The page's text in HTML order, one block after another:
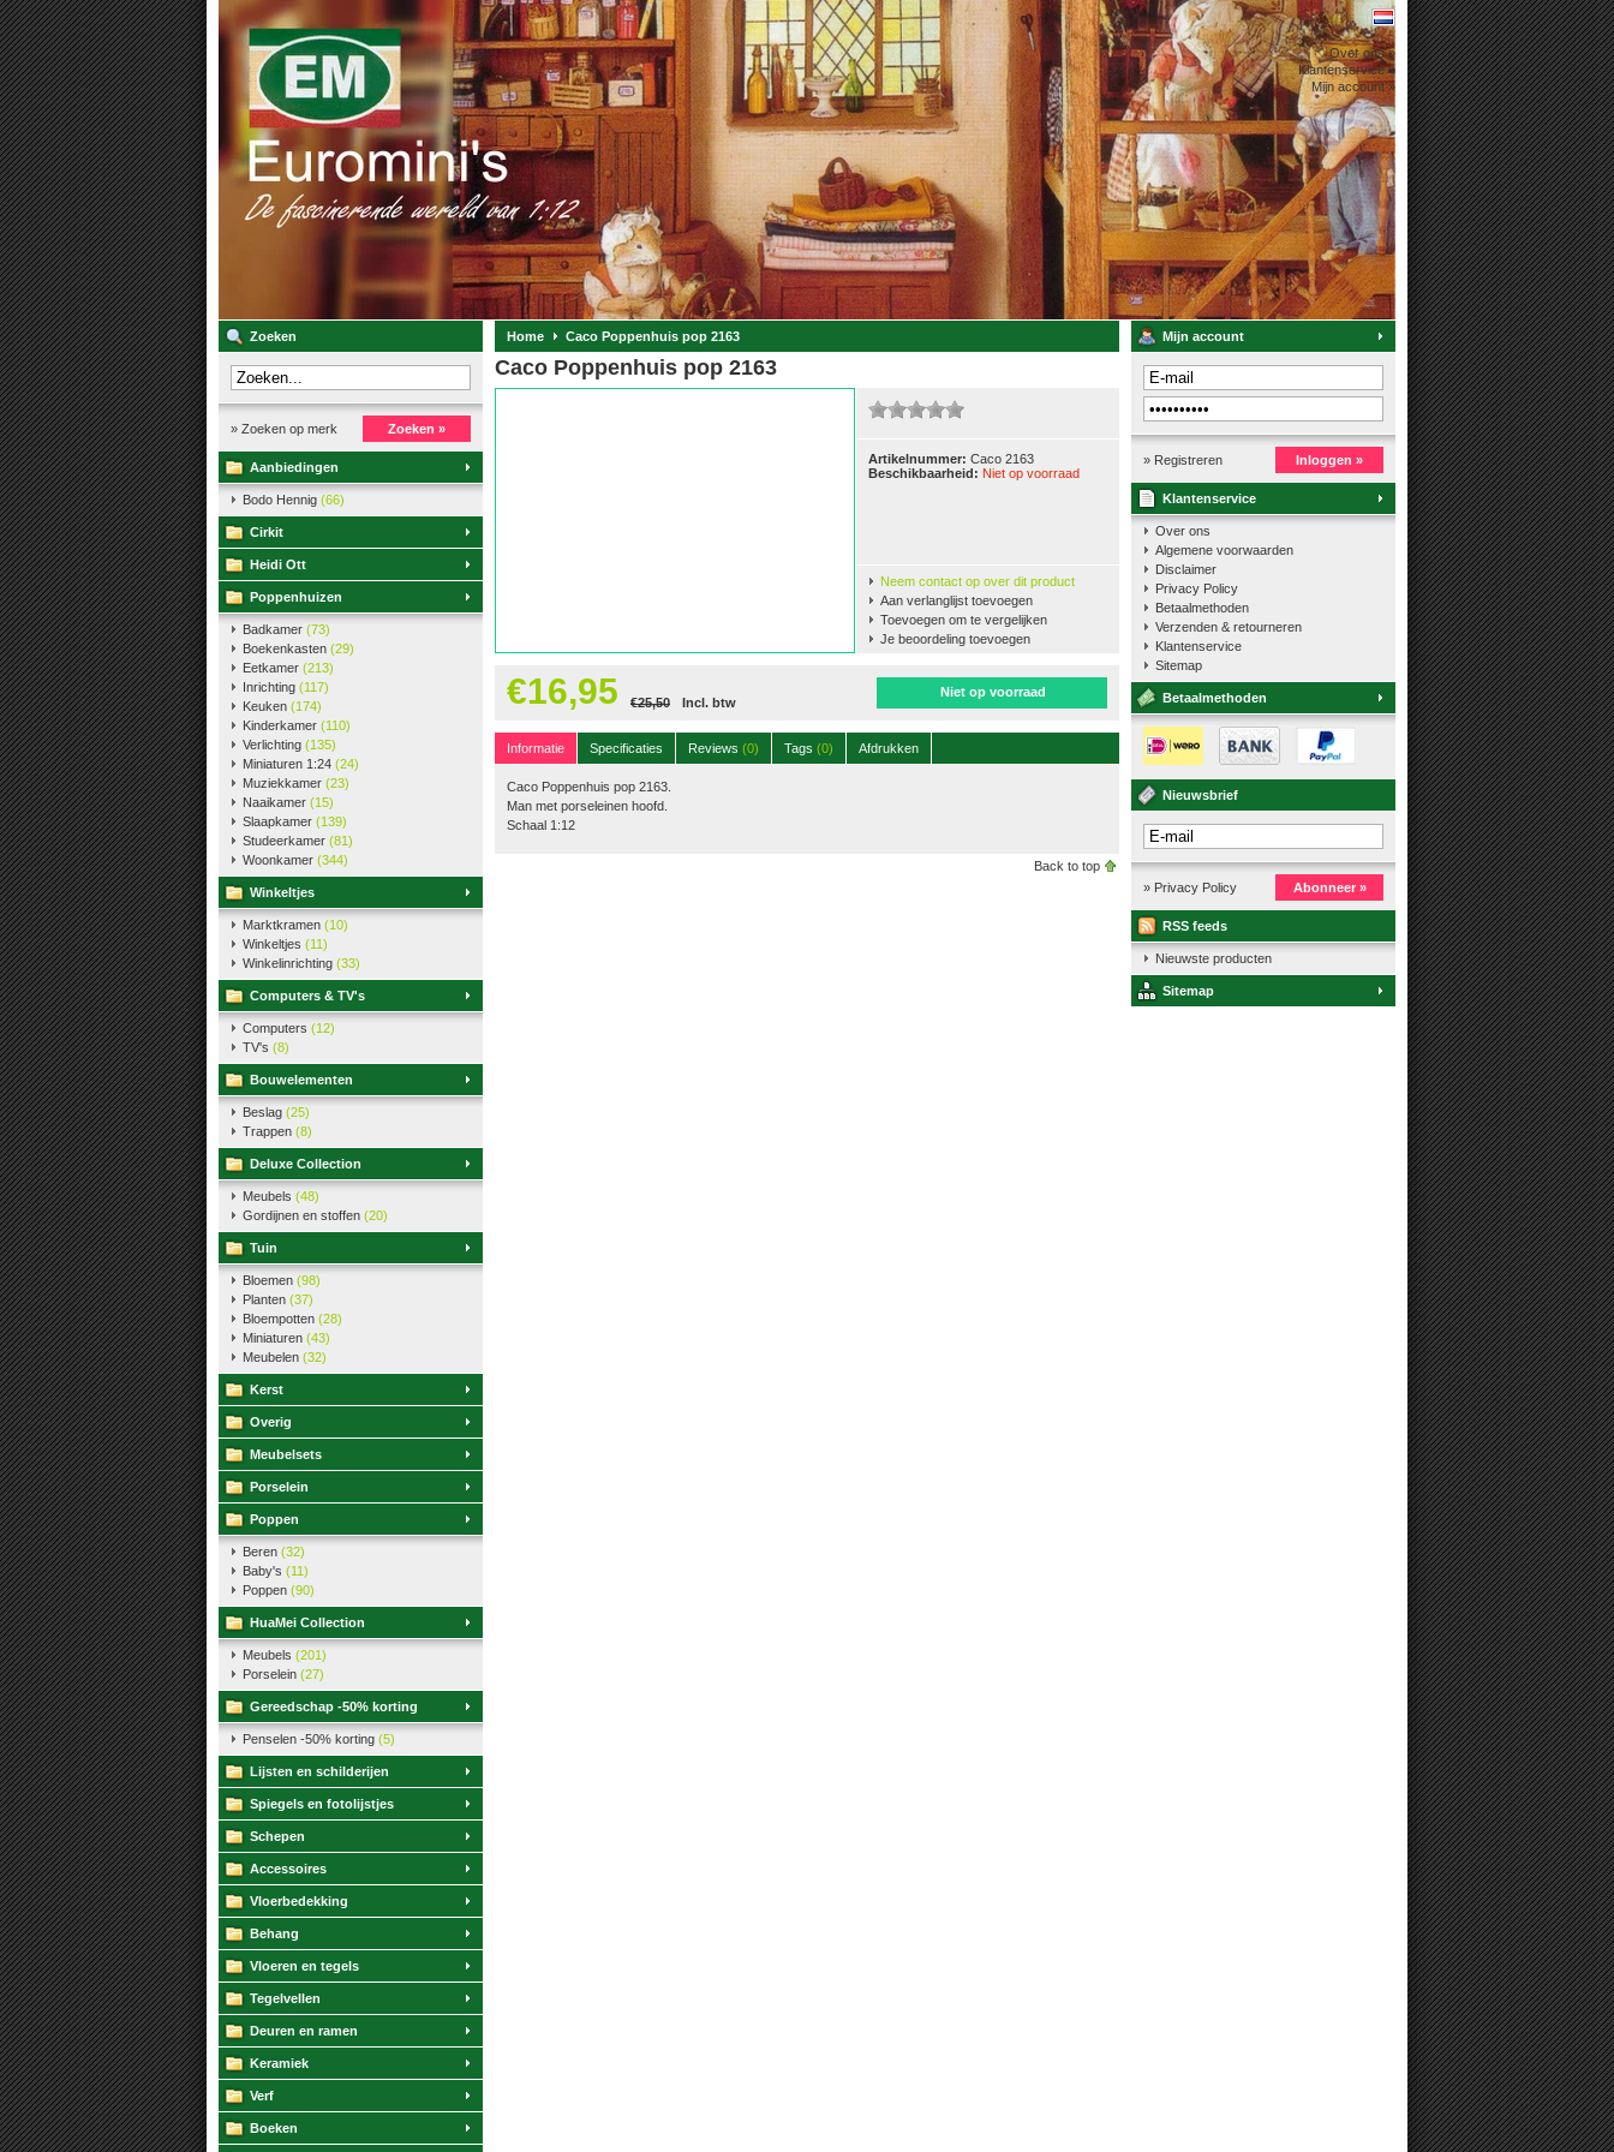
Over ons »
Klantenservice »
Mijn account »
Zoeken
» Zoeken op merk Zoeken »
Aanbiedingen
Bodo Hennig (66)
Cirkit
Heidi Ott
Poppenhuizen
Badkamer (73)
Boekenkasten (29)
Eetkamer (213)
Inrichting (117)
Keuken (174)
Kinderkamer (110)
Verlichting (135)
Miniaturen 1:24 (24)
Muziekkamer (23)
Naaikamer (15)
Slaapkamer (139)
Studeerkamer (81)
Woonkamer (344)
Winkeltjes
Marktkramen (10)
Winkeltjes (11)
Winkelinrichting (33)
Computers & TV's
Computers (12)
TV's (8)
Bouwelementen
Beslag (25)
Trappen (8)
Deluxe Collection
Meubels (48)
Gordijnen en stoffen (20)
Tuin
Bloemen (98)
Planten (37)
Bloempotten (28)
Miniaturen (43)
Meubelen (32)
Kerst
Overig
Meubelsets
Porselein
Poppen
Beren (32)
Baby's (11)
Poppen (90)
HuaMei Collection
Meubels (201)
Porselein (27)
Gereedschap -50% korting
Penselen -50% korting (5)
Lijsten en schilderijen
Spiegels en fotolijstjes
Schepen
Accessoires
Vloerbedekking
Behang
Vloeren en tegels
Tegelvellen
Deuren en ramen
Keramiek
Verf
Boeken
Home Caco Poppenhuis pop 2163
Caco Poppenhuis pop 2163
Artikelnummer: Caco 2163
Beschikbaarheid: Niet op voorraad
Neem contact op over dit product
Aan verlanglijst toevoegen
Toevoegen om te vergelijken
Je beoordeling toevoegen
€16,95 €25,50 Incl. btw
Niet op voorraad
Informatie Specificaties Reviews (0) Tags (0) Afdrukken
Caco Poppenhuis pop 2163.
Man met porseleinen hoofd.
Schaal 1:12
Back to top
Mijn account
» Registreren Inloggen »
Klantenservice
Over ons
Algemene voorwaarden
Disclaimer
Privacy Policy
Betaalmethoden
Verzenden & retourneren
Klantenservice
Sitemap
Betaalmethoden
Nieuwsbrief
» Privacy Policy Abonneer »
RSS feeds
Nieuwste producten
Sitemap